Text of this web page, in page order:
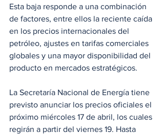
Esta baja responde a una combinación
de factores, entre ellos la reciente caída
en los precios internacionales del
petróleo, ajustes en tarifas comerciales
globales y una mayor disponibilidad del
producto en mercados estratégicos.
La Secretaría Nacional de Energía tiene
previsto anunciar los precios oficiales el
próximo miércoles 17 de abril, los cuales
regirán a partir del viernes 19. Hasta